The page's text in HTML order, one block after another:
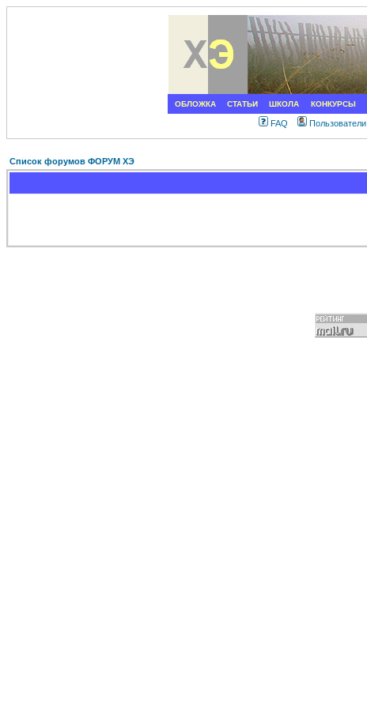
ОБЛОЖКА СТАТЬИ ШКОЛА КОНКУРСЫ
FAQ Пользователи
Список форумов ФОРУМ ХЭ